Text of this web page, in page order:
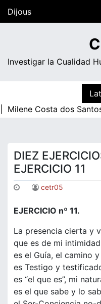
Dijous
Investigar la Cualidad
Costa dos Santos |
DIEZ
EJERCICIO 11
cetr05
EJERCICIO nº 11.
La presencia cierta y
que es de mi
es el Guía, el camino
es Testigo y
es “el que es”, mi
es el que sabe y lo